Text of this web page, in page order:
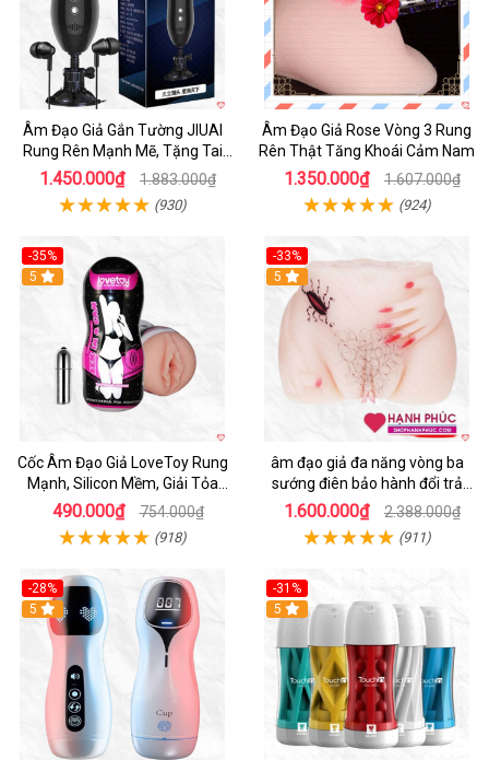
Âm Đạo Giả Gắn Tường JIUAI
Rung Rên Mạnh Mẽ, Tặng Tai
Nghe
1.450.000₫ 1.883.000₫
(930)
Âm Đạo Giả Rose Vòng 3 Rung
Rên Thật Tăng Khoái Cảm Nam
1.350.000₫ 1.607.000₫
(924)
-35%
5
Cốc Âm Đạo Giả LoveToy Rung
Mạnh, Silicon Mềm, Giải Tỏa
Sinh Lý
490.000₫ 754.000₫
(918)
-33%
5
âm đạo giả đa năng vòng ba
sướng điên bảo hành đổi trả
nhanh
1.600.000₫ 2.388.000₫
(911)
-28%
5
-31%
Hot
5